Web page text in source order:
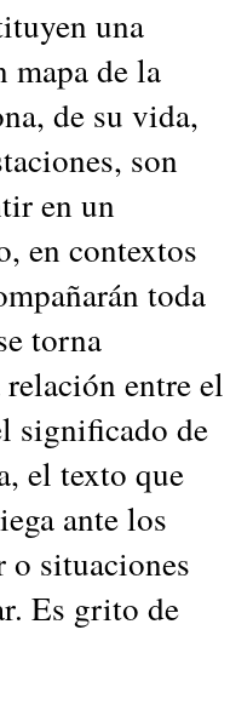
una
mapa de la
de su vida,
son
en un
en contextos
toda
torna
entre el
significado de
el texto que
ante los
o situaciones
Es grito de